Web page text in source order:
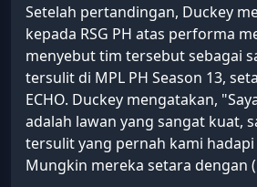
Setelah pertandingan, Duckey
kepada RSG PH atas performa
menyebut tim tersebut sebagai
tersulit di MPL PH Season 13,
ECHO. Duckey mengatakan,
adalah lawan yang sangat kuat,
tersulit yang pernah kami hadapi
Mungkin mereka setara dengan